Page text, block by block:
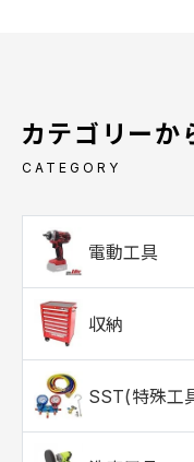
カテゴリーか
CATEGORY
電動工具
収納
SST(特殊工